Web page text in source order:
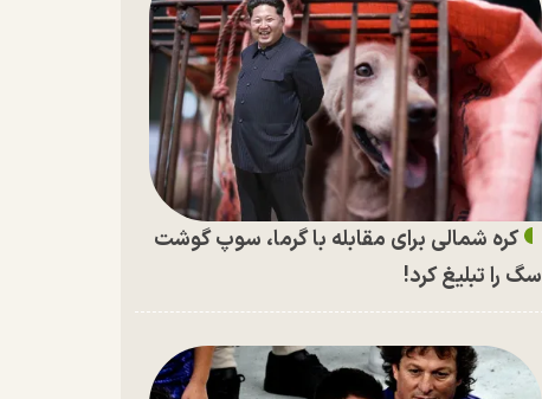
کره شمالی برای مقابله با گرما، سوپ گوشت
سگ را تبلیغ کرد!